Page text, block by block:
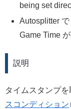
being set
Autosplitter で
Game Time
説明
タイムスタンプ
スコンディション